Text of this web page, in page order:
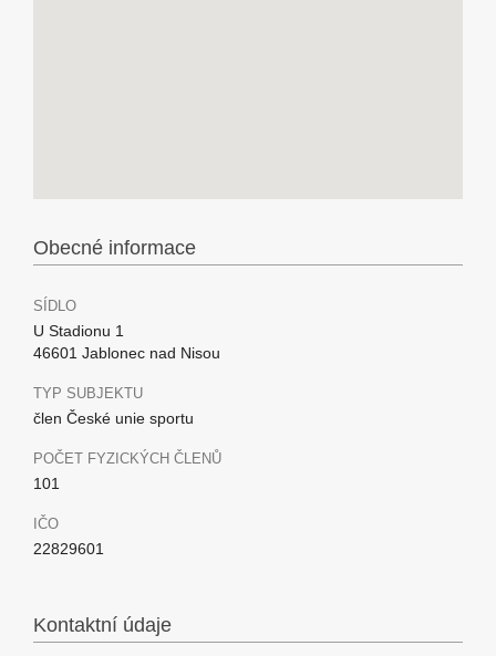
Obecné informace
SÍDLO
U Stadionu 1
46601 Jablonec nad Nisou
TYP SUBJEKTU
člen České unie sportu
POČET FYZICKÝCH ČLENŮ
101
IČO
22829601
Kontaktní údaje